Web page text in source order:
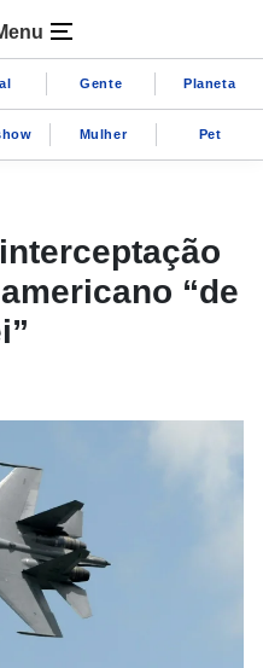
Gente Planeta
Mulher Pet
“de